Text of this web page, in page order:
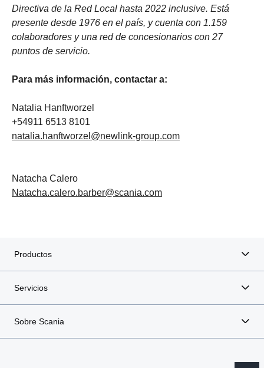
Directiva de la Red Local hasta 2022 inclusive. Está
presente desde 1976 en el país, y cuenta con 1.159
colaboradores y una red de concesionarios con 27
puntos de servicio.
Para más información, contactar a:
Natalia Hanftworzel
+54911 6513 8101
natalia.hanftworzel@newlink-group.com
Natacha Calero
Natacha.calero.barber@scania.com
Productos
Servicios
Sobre Scania